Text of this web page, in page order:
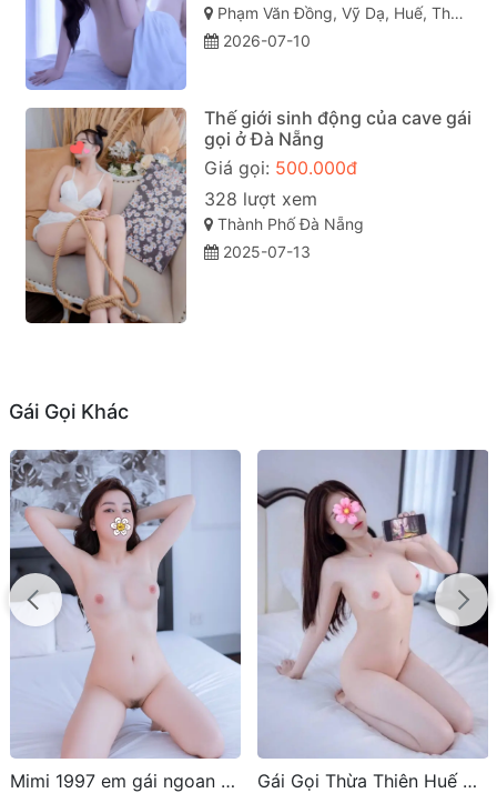
Phạm Văn Đồng, Vỹ Dạ, Huế, Thừa Thiên Huế
2026-07-10
Thế giới sinh động của cave gái
gọi ở Đà Nẵng
Giá gọi: 500.000đ
328 lượt xem
Thành Phố Đà Nẵng
2025-07-13
Gái Gọi Khác
Gái Gọi Thừa Thiên Huế Kim Liên: Nóng Bỏng & Dễ Thương
Phương anh gái gọi cao cấp huế làm tình số 1